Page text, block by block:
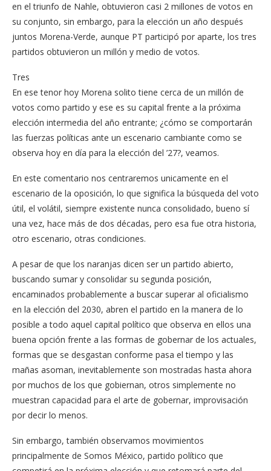
en el triunfo de Nahle, obtuvieron casi 2 millones de votos en
su conjunto, sin embargo, para la elección un año después
juntos Morena-Verde, aunque PT participó por aparte, los tres
partidos obtuvieron un millón y medio de votos.
Tres
En ese tenor hoy Morena solito tiene cerca de un millón de
votos como partido y ese es su capital frente a la próxima
elección intermedia del año entrante; ¿cómo se comportarán
las fuerzas políticas ante un escenario cambiante como se
observa hoy en día para la elección del ’27?, veamos.
En este comentario nos centraremos unicamente en el
escenario de la oposición, lo que significa la búsqueda del voto
útil, el volátil, siempre existente nunca consolidado, bueno sí
una vez, hace más de dos décadas, pero esa fue otra historia,
otro escenario, otras condiciones.
A pesar de que los naranjas dicen ser un partido abierto,
buscando sumar y consolidar su segunda posición,
encaminados probablemente a buscar superar al oficialismo
en la elección del 2030, abren el partido en la manera de lo
posible a todo aquel capital político que observa en ellos una
buena opción frente a las formas de gobernar de los actuales,
formas que se desgastan conforme pasa el tiempo y las
mañas asoman, inevitablemente son mostradas hasta ahora
por muchos de los que gobiernan, otros simplemente no
muestran capacidad para el arte de gobernar, improvisación
por decir lo menos.
Sin embargo, también observamos movimientos
principalmente de Somos México, partido político que